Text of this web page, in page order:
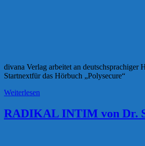
divana Verlag arbeitet an
Startnextfür das Hörbuch „Polysecure“
Weiterlesen
RADIKAL INTIM von Dr.